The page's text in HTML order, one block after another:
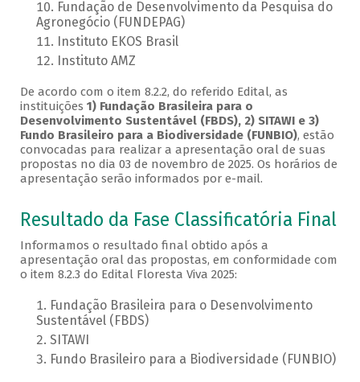
Fundação de Desenvolvimento da Pesquisa do
Agronegócio (FUNDEPAG)
Instituto EKOS Brasil
Instituto AMZ
De acordo com o item 8.2.2, do referido Edital, as
instituições 1) Fundação Brasileira para o
Desenvolvimento Sustentável (FBDS), 2) SITAWI e 3)
Fundo Brasileiro para a Biodiversidade (FUNBIO), estão
convocadas para realizar a apresentação oral de suas
propostas no dia 03 de novembro de 2025. Os horários de
apresentação serão informados por e-mail.
Resultado da Fase Classificatória Final
Informamos o resultado final obtido após a
apresentação oral das propostas, em conformidade com
o item 8.2.3 do Edital Floresta Viva 2025:
Fundação Brasileira para o Desenvolvimento
Sustentável (FBDS)
SITAWI
Fundo Brasileiro para a Biodiversidade (FUNBIO)